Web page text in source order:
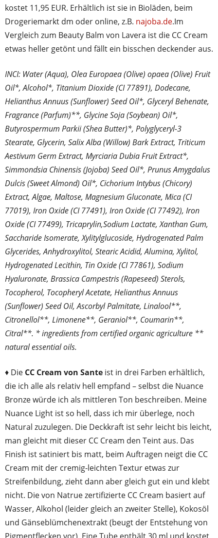
kostet 11,95 EUR. Erhältlich ist sie in Bioläden, beim
Drogeriemarkt dm oder online, z.B. najoba.de.Im
Vergleich zum Beauty Balm von Lavera ist die CC Cream
etwas heller getönt und fällt ein bisschen deckender aus.
INCI: Water (Aqua), Olea Europaea (Olive) opaea (Olive) Fruit
Oil*, Alcohol*, Titanium Dioxide (CI 77891), Dodecane,
Helianthus Annuus (Sunflower) Seed Oil*, Glyceryl Behenate,
Fragrance (Parfum)**, Glycine Soja (Soybean) Oil*,
Butyrospermum Parkii (Shea Butter)*, Polyglyceryl-3
Stearate, Glycerin, Salix Alba (Willow) Bark Extract, Triticum
Aestivum Germ Extract, Myrciaria Dubia Fruit Extract*,
Simmondsia Chinensis (Jojoba) Seed Oil*, Prunus Amygdalus
Dulcis (Sweet Almond) Oil*, Cichorium Intybus (Chicory)
Extract, Algae, Maltose, Magnesium Gluconate, Mica (CI
77019), Iron Oxide (CI 77491), Iron Oxide (CI 77492), Iron
Oxide (CI 77499), Tricaprylin,Sodium Lactate, Xanthan Gum,
Saccharide Isomerate, Xylitylglucoside, Hydrogenated Palm
Glycerides, Anhydroxylitol, Stearic Acidid, Alumina, Xylitol,
Hydrogenated Lecithin, Tin Oxide (CI 77861), Sodium
Hyaluronate, Brassica Campestris (Rapeseed) Sterols,
Tocopherol, Tocopheryl Acetate, Helianthus Annuus
(Sunflower) Seed Oil, Ascorbyl Palmitate, Linalool**,
Citronellol**, Limonene**, Geraniol**, Coumarin**,
Citral**. * ingredients from certified organic agriculture **
natural essential oils.
♦ Die CC Cream von Sante ist in drei Farben erhältlich,
die ich alle als relativ hell empfand – selbst die Nuance
Bronze würde ich als mittleren Ton beschreiben. Meine
Nuance Light ist so hell, dass ich mir überlege, noch
Natural zuzulegen. Die Deckkraft ist sehr leicht bis leicht,
man gleicht mit dieser CC Cream den Teint aus. Das
Finish ist satiniert bis matt, beim Auftragen neigt die CC
Cream mit der cremig-leichten Textur etwas zur
Streifenbildung, zieht dann aber gleich gut ein und klebt
nicht. Die von Natrue zertifizierte CC Cream basiert auf
Wasser, Alkohol (leider gleich an zweiter Stelle), Kokosöl
und Gänseblümchenextrakt (beugt der Entstehung von